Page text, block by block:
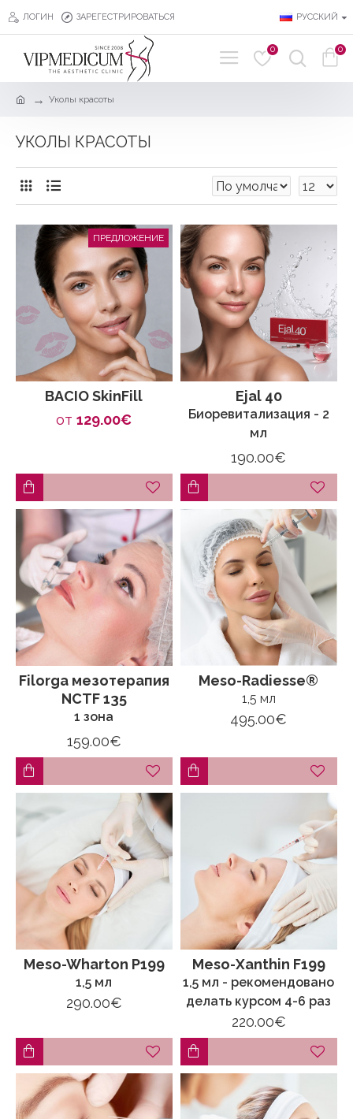
ЛОГИН ЗАРЕГЕСТРИРОВАТЬСЯ РУССКИЙ
0 0
Уколы красоты
УКОЛЫ КРАСОТЫ
ПРЕДЛОЖЕНИЕ
BACIO SkinFill
от129.00€
Ejal 40
Биоревитализация - 2
мл
190.00€
Filorga мезотерапия
NCTF 135
1 зона
159.00€
Meso-Radiesse®
1,5 мл
495.00€
Meso-Wharton P199
1,5 мл
290.00€
Meso-Xanthin F199
1,5 мл - рекомендовано
делать курсом 4-6 раз
220.00€